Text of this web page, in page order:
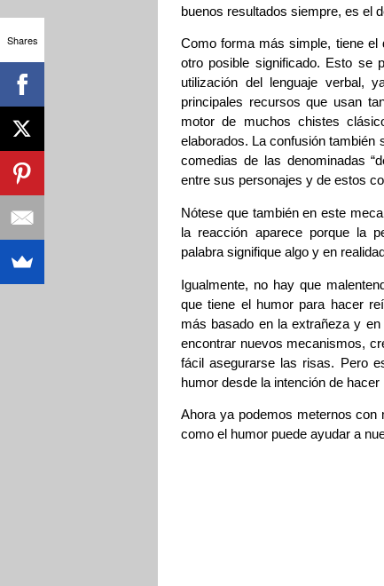
buenos resultados siempre, es el
Como forma más simple, tiene el
otro posible significado. Esto se
utilización del lenguaje verbal,
principales recursos que usan
motor de muchos chistes
elaborados. La confusión también
comedias de las denominadas
entre sus personajes y de estos
Nótese que también en este
la reacción aparece porque la
palabra signifique algo y en
Igualmente, no hay que
que tiene el humor para hacer
más basado en la extrañeza y
encontrar nuevos mecanismos,
fácil asegurarse las risas. Pero
humor desde la intención de hacer
Ahora ya podemos meternos con
como el humor puede ayudar a
Shares